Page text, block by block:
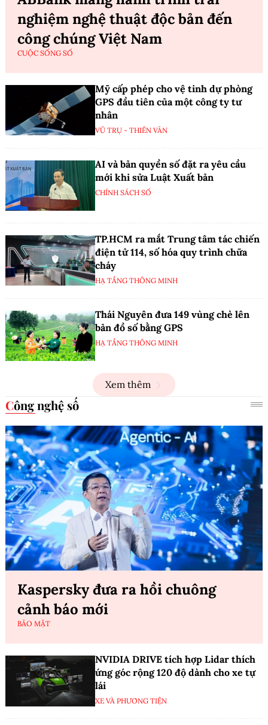
nghiệm nghệ thuật độc bản đến
công chúng Việt Nam
CUỘC SỐNG SỐ
Mỹ cấp phép cho vệ tinh dự phòng
GPS đầu tiên của một công ty tư
nhân
VŨ TRỤ - THIÊN VĂN
AI và bản quyền số đặt ra yêu cầu
mới khi sửa Luật Xuất bản
CHÍNH SÁCH SỐ
TP.HCM ra mắt Trung tâm tác chiến
điện tử 114, số hóa quy trình chữa
cháy
HẠ TẦNG THÔNG MINH
Thái Nguyên đưa 149 vùng chè lên
bản đồ số bằng GPS
HẠ TẦNG THÔNG MINH
Xem thêm
Công nghệ số
Kaspersky đưa ra hồi chuông
cảnh báo mới
BẢO MẬT
NVIDIA DRIVE tích hợp Lidar thích
ứng góc rộng 120 độ dành cho xe tự
lái
XE VÀ PHƯƠNG TIỆN